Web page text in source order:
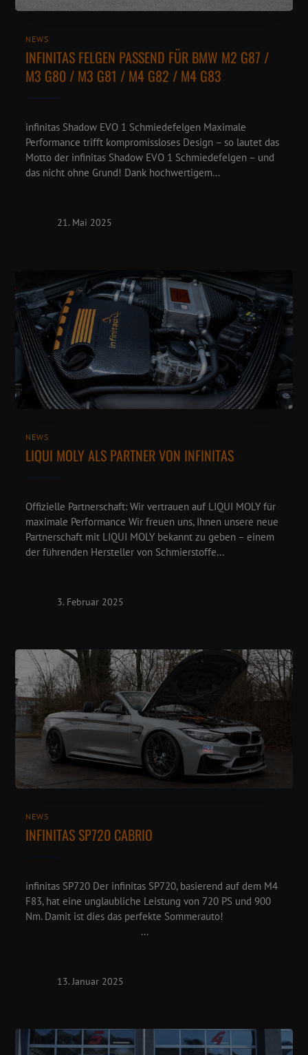
NEWS
INFINITAS FELGEN PASSEND FÜR BMW M2 G87 /
M3 G80 / M3 G81 / M4 G82 / M4 G83
infinitas Shadow EVO 1 Schmiedefelgen Maximale
Performance trifft kompromissloses Design – so lautet das
Motto der infinitas Shadow EVO 1 Schmiedefelgen – und
das nicht ohne Grund! Dank hochwertigem...
21. Mai 2025
NEWS
LIQUI MOLY ALS PARTNER VON INFINITAS
Offizielle Partnerschaft: Wir vertrauen auf LIQUI MOLY für
maximale Performance Wir freuen uns, Ihnen unsere neue
Partnerschaft mit LIQUI MOLY bekannt zu geben – einem
der führenden Hersteller von Schmierstoffe...
3. Februar 2025
NEWS
INFINITAS SP720 CABRIO
infinitas SP720 Der infinitas SP720, basierend auf dem M4
F83, hat eine unglaubliche Leistung von 720 PS und 900
Nm. Damit ist dies das perfekte Sommerauto!
...
13. Januar 2025